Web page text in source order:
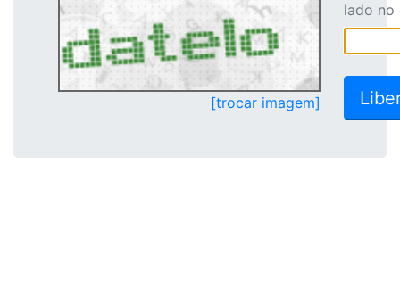
[trocar imagem]
lado no